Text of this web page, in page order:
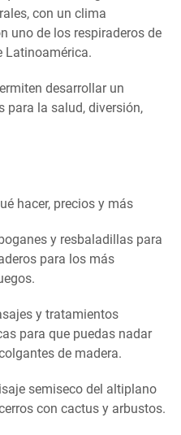
con un clima
uno de los respiraderos de
Latinoamérica.
desarrollar un
para la salud, diversión,
y resbaladillas para
para los más
y tratamientos
para que puedas nadar
de madera.
semiseco del altiplano
con cactus y arbustos.